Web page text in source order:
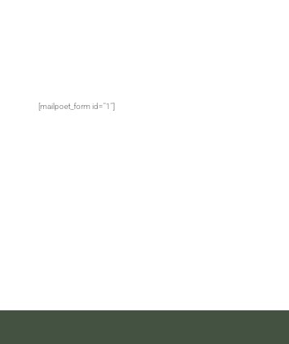
[mailpoet_form id="1"]